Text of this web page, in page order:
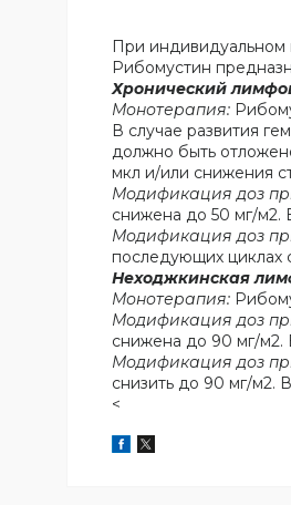
При индивидуальном
Рибомустин
Хронический
Монотерапия:
В случае развития
должно быть
мкл и/или снижения
Модификация доз
снижена до 50 мг/м2.
Модификация доз
последующих циклах
Неходжкинская
Монотерапия:
Модификация доз
снижена до 90 мг/м2.
Модификация доз
снизить до 90 мг/м2.
<